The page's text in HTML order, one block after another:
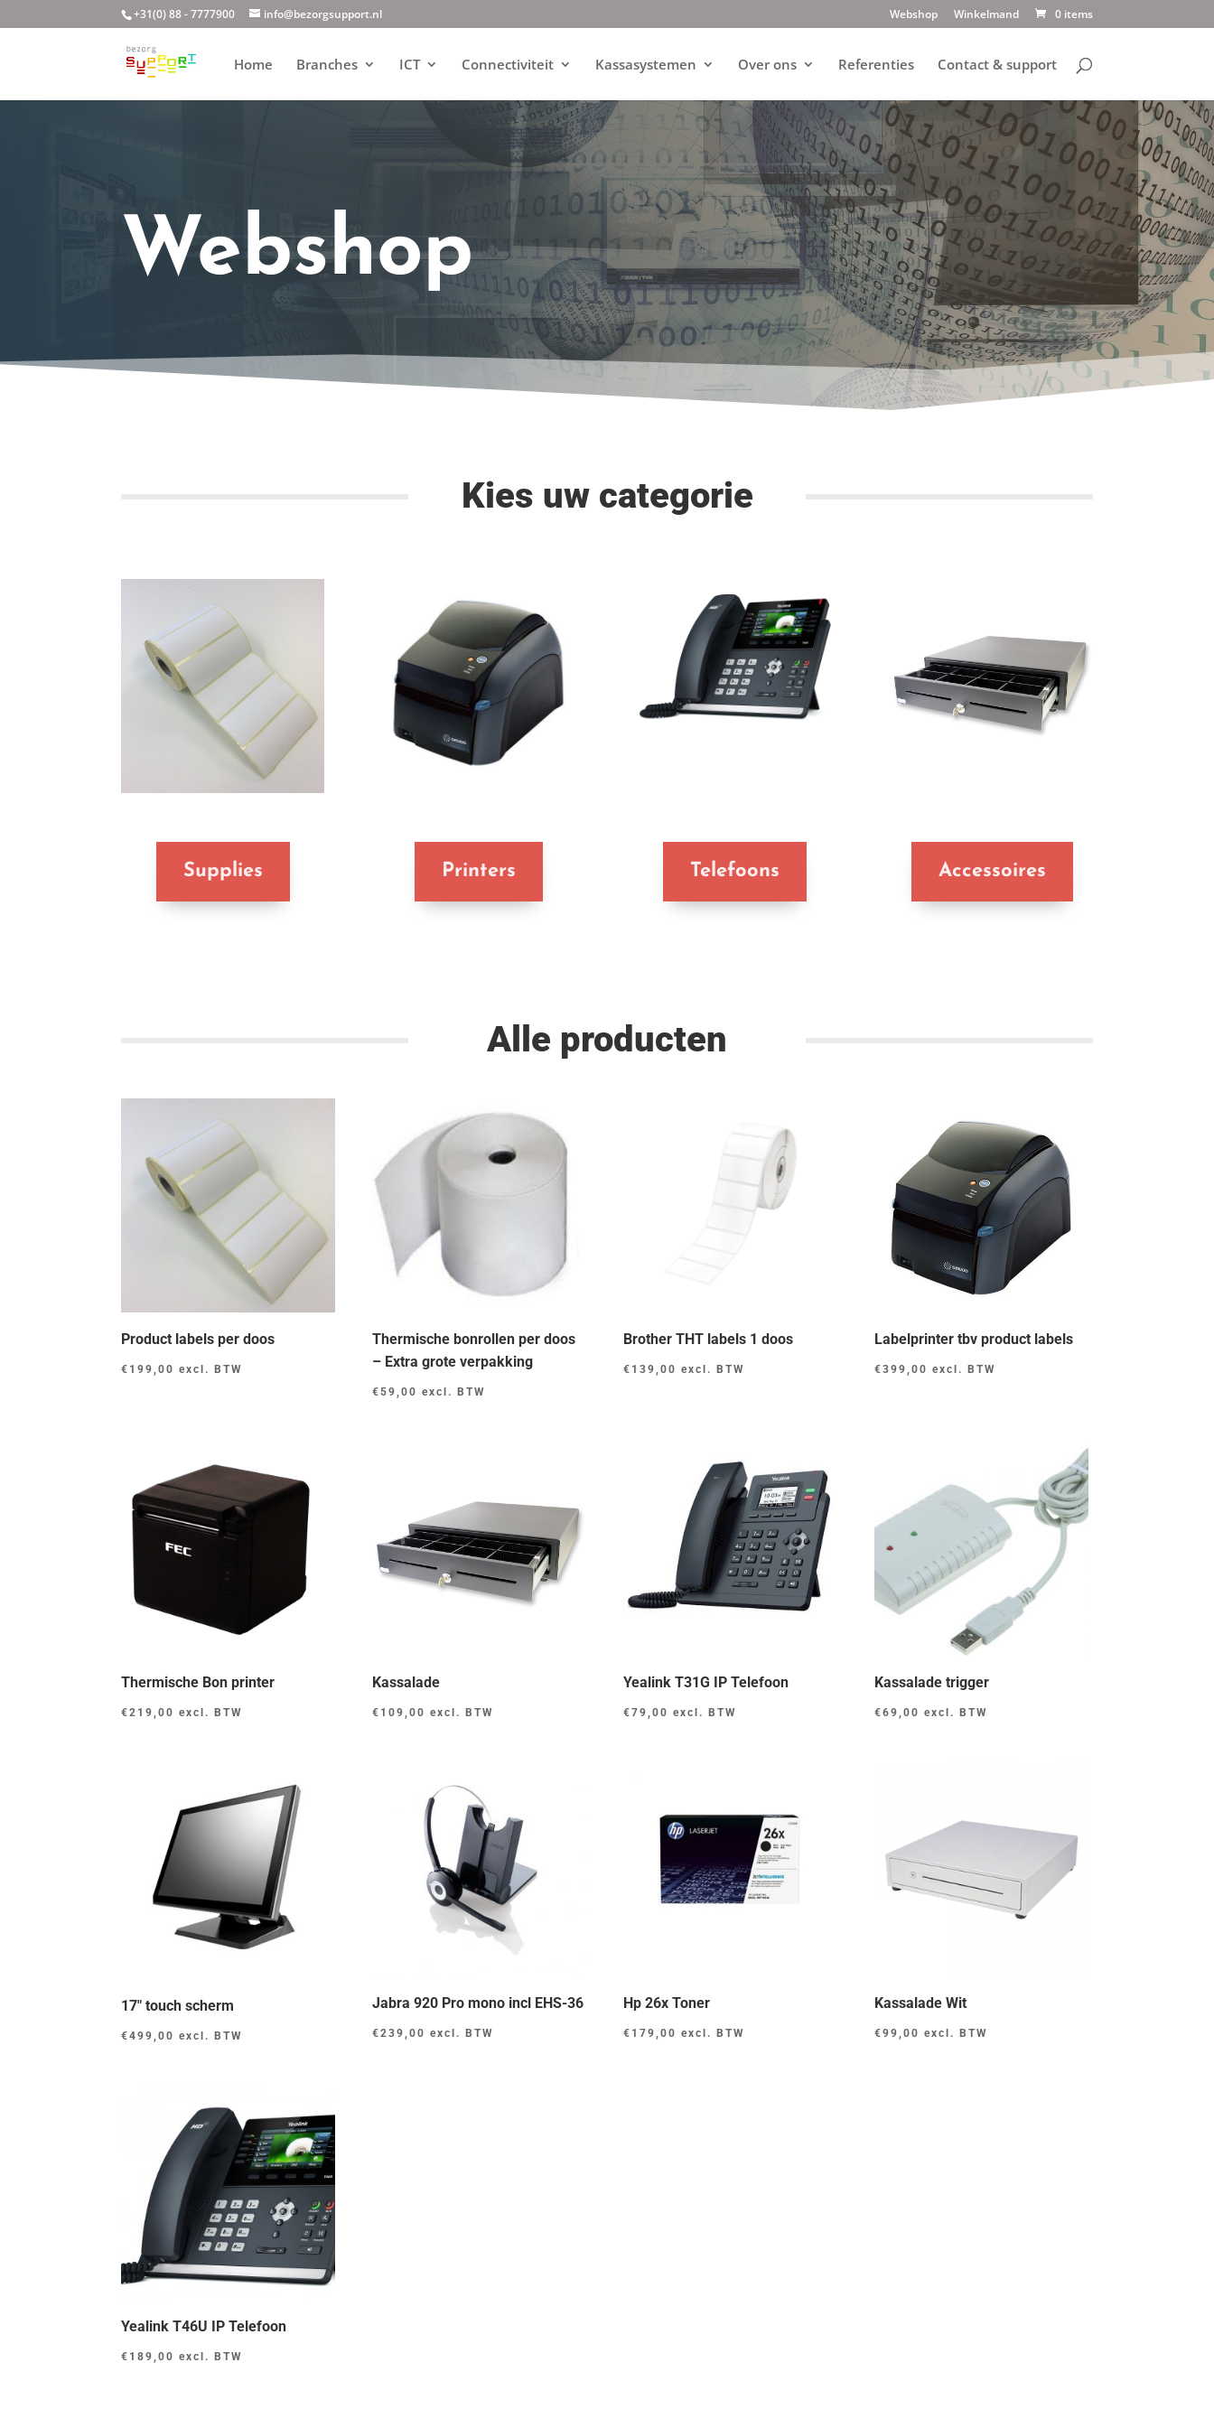
+31(0) 88 - 7777900 info@bezorgsupport.nl Webshop Winkelmand 0 items
Home Branches ICT Connectiviteit Kassasystemen Over ons Referenties Contact & support
Webshop
Kies uw categorie
Supplies Printers Telefoons Accessoires
Alle producten
Product labels per doos
€ 199,00 excl. BTW
Thermische bonrollen per doos
– Extra grote verpakking
€59,00 excl. BTW
Brother THT labels 1 doos
€ 139,00 excl. BTW
Labelprinter tbv product labels
€399,00 excl. BTW
Thermische Bon printer
€219,00 excl. BTW
Kassalade
€ 109,00 excl. BTW
Yealink T31G IP Telefoon
€79,00 excl. BTW
Kassalade trigger
€69,00 excl. BTW
17″ touch scherm
€499,00 excl. BTW
Jabra 920 Pro mono incl EHS-36
€239,00 excl. BTW
Hp 26x Toner
€ 179,00 excl. BTW
Kassalade Wit
€99,00 excl. BTW
Yealink T46U IP Telefoon
€ 189,00 excl. BTW